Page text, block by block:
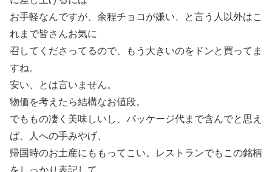
お手軽なんですが、余程チョコが嫌い、と言う人以外はこ
れまで皆さんお気に
召してくださってるので、もう大きいのをドンと買ってま
すね。
安い、とは言いません。
物価を考えたら結構なお値段。
でももの凄く美味しいし、パッケージ代まで含んでと思え
ば、人への手みやげ、
帰国時のお土産にももってこい。レストランでもこの銘柄
をしっかり表記して